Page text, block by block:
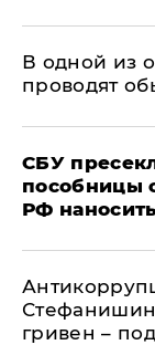
В одной из
проводят
СБУ
пособницы
РФ
гривен –